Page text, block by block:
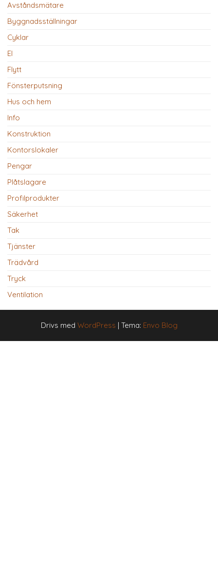
Avståndsmätare
Byggnadsställningar
Cyklar
El
Flytt
Fönsterputsning
Hus och hem
Info
Konstruktion
Kontorslokaler
Pengar
Plåtslagare
Profilprodukter
Säkerhet
Tak
Tjänster
Trädvård
Tryck
Ventilation
Drivs med WordPress | Tema: Envo Blog